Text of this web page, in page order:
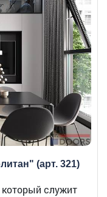
(арт. 321)
который служит